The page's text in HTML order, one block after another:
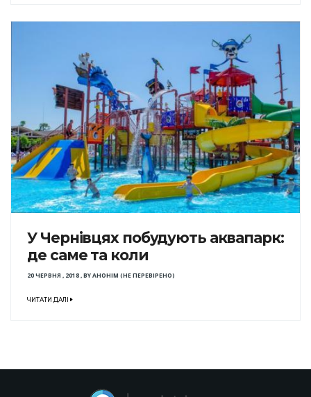
У Чернівцях побудують аквапарк:
де саме та коли
20 ЧЕРВНЯ , 2018,BYАНОНІМ (НЕ ПЕРЕВІРЕНО)
ЧИТАТИ ДАЛІ